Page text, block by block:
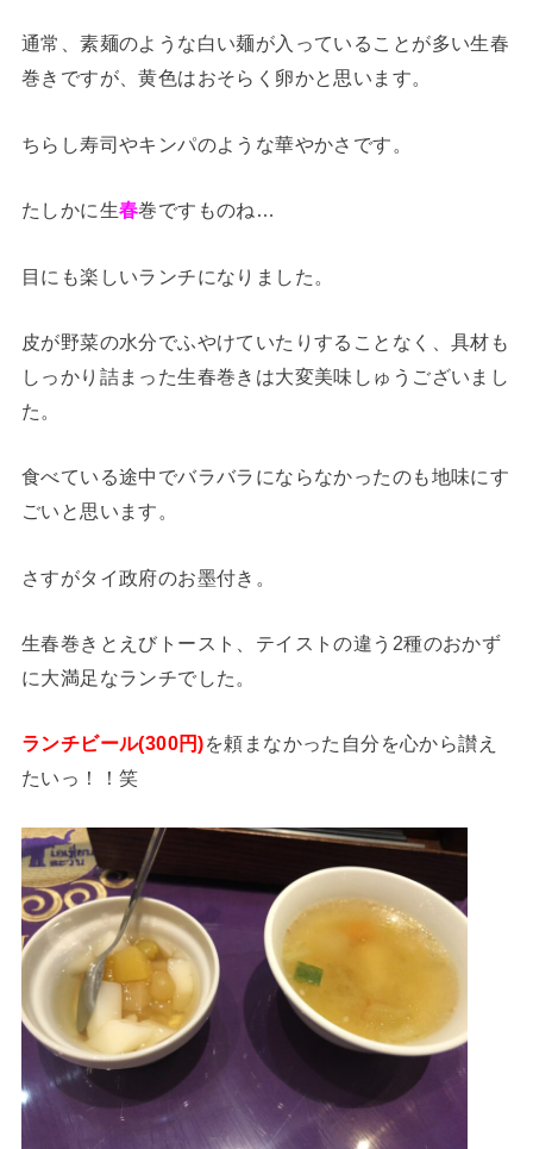
通常、素麺のような白い麺が入っていることが多い生春
巻きですが、黄色はおそらく卵かと思います。
ちらし寿司やキンパのような華やかさです。
たしかに生春巻ですものね…
目にも楽しいランチになりました。
皮が野菜の水分でふやけていたりすることなく、具材も
しっかり詰まった生春巻きは大変美味しゅうございまし
た。
食べている途中でバラバラにならなかったのも地味にす
ごいと思います。
さすがタイ政府のお墨付き。
生春巻きとえびトースト、テイストの違う2種のおかず
に大満足なランチでした。
ランチビール(300円)を頼まなかった自分を心から讃え
たいっ！！笑